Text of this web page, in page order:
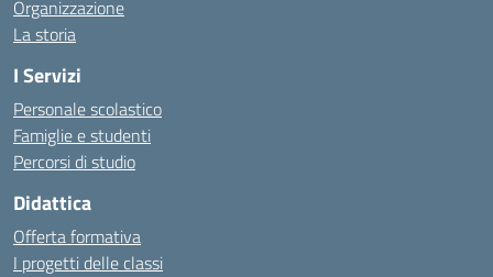
Organizzazione
La storia
I Servizi
Personale scolastico
Famiglie e studenti
Percorsi di studio
Didattica
Offerta formativa
I progetti delle classi